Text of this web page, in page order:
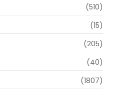
(510)
(15)
(205)
(40)
(1807)